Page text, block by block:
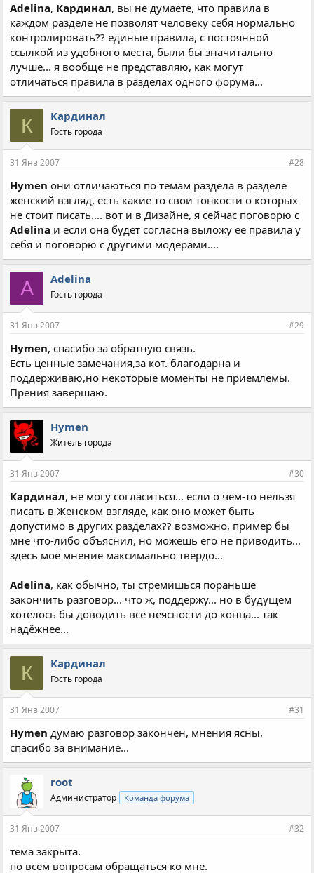
Adelina, Кардинал, вы не думаете, что правила в
каждом разделе не позволят человеку себя нормально
контролировать?? единые правила, с постоянной
ссылкой из удобного места, были бы значитально
лучше... я вообще не представляю, как могут
отличаться правила в разделах одного форума...
К Кардинал
Гость города
31 Янв 2007 #28
Hymen они отличаються по темам раздела в разделе
женский взгляд, есть какие то свои тонкости о которых
не стоит писать.... вот и в Дизайне, я сейчас поговорю с
Adelina и если она будет согласна выложу ее правила у
себя и поговорю с другими модерами....
A Adelina
Гость города
31 Янв 2007 #29
Hymen, спасибо за обратную связь.
Есть ценные замечания,за кот. благодарна и
поддерживаю,но некоторые моменты не приемлемы.
Прения завершаю.
Hymen
Житель города
31 Янв 2007 #30
Кардинал, не могу согласиться... если о чём-то нельзя
писать в Женском взгляде, как оно может быть
допустимо в других разделах?? возможно, пример бы
мне что-либо объяснил, но можешь его не приводить...
здесь моё мнение максимально твёрдо...
Adelina, как обычно, ты стремишься пораньше
закончить разговор... что ж, поддержу... но в будущем
хотелось бы доводить все неясности до конца... так
надёжнее...
К Кардинал
Гость города
31 Янв 2007 #31
Hymen думаю разговор закончен, мнения ясны,
спасибо за внимание...
root
Администратор Команда форума
31 Янв 2007 #32
тема закрыта.
по всем вопросам обращаться ко мне.